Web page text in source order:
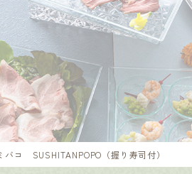
バコ SUSHITANPOPO（握り寿司付）